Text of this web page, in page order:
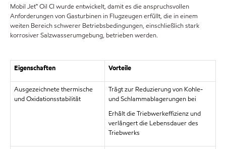
Mobil Jet™ Oil CI wurde entwickelt, damit es die anspruchsvollen
Anforderungen von Gasturbinen in Flugzeugen erfüllt, die in einem
weiten Bereich schwerer Betriebsbedingungen, einschließlich stark
korrosiver Salzwasserumgebung, betrieben werden.
Eigenschaften Vorteile
Ausgezeichnete thermische
und Oxidationsstabilität
Trägt zur Reduzierung von Kohle-
und Schlammablagerungen bei
Erhält die Triebwerkeffizienz und
verlängert die Lebensdauer des
Triebwerks